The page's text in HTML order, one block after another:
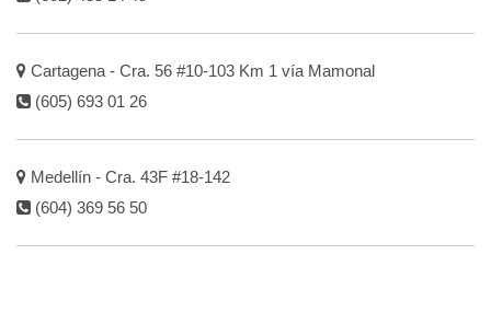
Cartagena - Cra. 56 #10-103 Km 1 vía Mamonal
(605) 693 01 26
Medellín - Cra. 43F #18-142
(604) 369 56 50